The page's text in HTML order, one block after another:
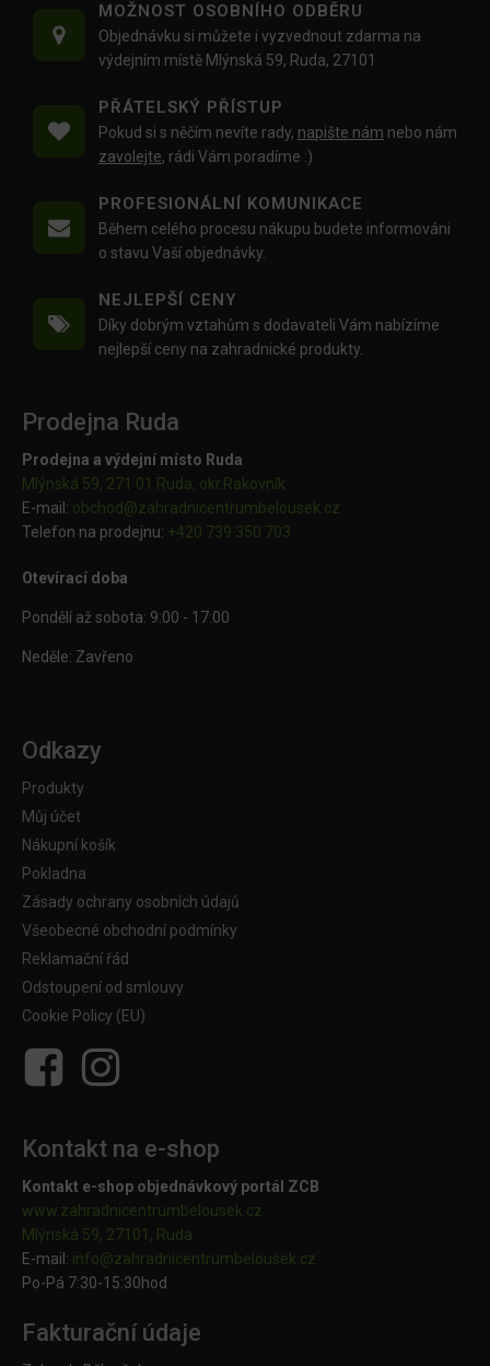
MOŽNOST OSOBNÍHO ODBĚRU
Objednávku si můžete i vyzvednout zdarma na
výdejním místě Mlýnská 59, Ruda, 27101
PŘÁTELSKÝ PŘÍSTUP
Pokud si s něčím nevíte rady, napište nám nebo nám
zavolejte, rádi Vám poradíme :)
PROFESIONÁLNÍ KOMUNIKACE
Během celého procesu nákupu budete informováni
o stavu Vaší objednávky.
NEJLEPŠÍ CENY
Díky dobrým vztahům s dodavateli Vám nabízíme
nejlepší ceny na zahradnické produkty.
Prodejna Ruda
Prodejna a výdejní místo Ruda
Mlýnská 59, 271 01 Ruda, okr.Rakovník
E-mail: obchod@zahradnicentrumbelousek.cz
Telefon na prodejnu: +420 739 350 703
Otevírací doba
Pondělí až sobota: 9:00 - 17:00
Neděle: Zavřeno
Odkazy
Produkty
Můj účet
Nákupní košík
Pokladna
Zásady ochrany osobních údajů
Všeobecné obchodní podmínky
Reklamační řád
Odstoupení od smlouvy
Cookie Policy (EU)
Kontakt na e-shop
Kontakt e-shop objednávkový portál ZCB
www.zahradnicentrumbelousek.cz
Mlýnská 59, 27101, Ruda
E-mail: info@zahradnicentrumbelousek.cz
Po-Pá 7:30-15:30hod
Fakturační údaje